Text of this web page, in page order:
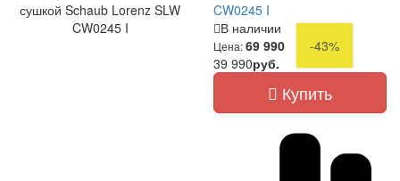
сушкой Schaub Lorenz SLW
CW0245 I
CW0245 I
В наличии
Цена:69 990
-43%
39 990руб.
Купить